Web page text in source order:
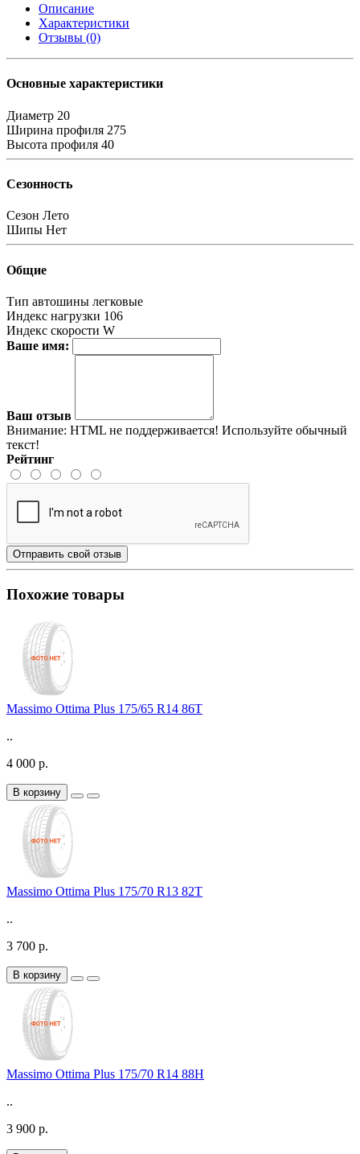
Описание
Характеристики
Отзывы (0)
Основные характеристики
Диаметр 20
Ширина профиля 275
Высота профиля 40
Сезонность
Сезон Лето
Шипы Нет
Общие
Тип автошины легковые
Индекс нагрузки 106
Индекс скорости W
Ваше имя:
Ваш отзыв
Внимание: HTML не поддерживается! Используйте обычный
текст!
Рейтинг
Отправить свой отзыв
Похожие товары
Massimo Ottima Plus 175/65 R14 86T
..
4 000 р.
В корзину
Massimo Ottima Plus 175/70 R13 82T
..
3 700 р.
В корзину
Massimo Ottima Plus 175/70 R14 88H
..
3 900 р.